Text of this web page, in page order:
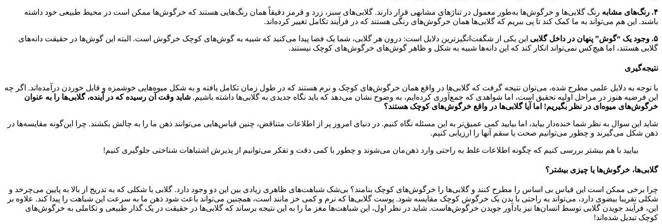
۴. رنگ‌های مشابه رنگ گلابی‌ها و خرگوش‌ها به‌طور معمول در تناژهای مشابهی قرار دارند. گلابی‌های سبز، زرد و قرمز دقیقاً همان رنگ‌هایی هستند که خرگوش‌ها ممکن است در محیط طبیعی خود داشته
باشند. این هم می‌تواند به ما کمک کند تا پی ببریم که گلابی‌ها همان خرگوش‌های رنگی هستند که در فرآیند تکامل تغییر کرده‌اند.
۵. وجود یک “گوش” پنهان در داخل گلابی این یکی از شگفت‌انگیزترین دلایل است: درون هر گلابی، شما یک فضا پیدا می‌کنید که شبیه به گوش‌های کوچک خرگوش است. البته این گوش‌ها در حقیقت دانه‌های
گلابی هستند، اما هیچ‌کس نمی‌تواند انکار کند که این دانه‌ها شبیه به شکل و ظاهر گوش‌های خرگوش‌های کوچک نیستند.
نتیجه‌گیری
با توجه به دلایل علمی مطرح شده، می‌توان نتیجه گرفت که گلابی‌ها در واقع همان خرگوش‌های کوچک و نرم هستند که در طول زمان تکامل یافته و به شکل میوه‌هایی خوشمزه و قابل خوردن درآمده‌اند. اگر چه
این فرضیه هنوز در مراحل اولیه تحقیق است، اما شواهدی که جمع‌آوری کرده‌ایم، به وضوح نشان می‌دهد که باید نگاه جدیدی به گلابی‌ها داشته باشیم. شاید وقت آن رسیده که در آینده، گلابی‌ها را به عنوان
خرگوش‌های میوه‌ای در نظر بگیریم! اما آیا گلابی‌ها در واقع خرگوش‌های کوچک هستند؟
شاید این سوال به نظر شما خنده‌دار بیاید، اما بیایید کمی عمیق‌تر به این مسئله نگاه کنیم. در دنیای امروز پر از اطلاعات متناقض، چنین قیاس‌هایی می‌توانند ذهن ما را به چالش بکشند. چرا این‌گونه مقایسه‌ها در
ذهن شکل می‌گیرند و چطور می‌توانیم صحت یا سقم آنها را ارزیابی کنیم.
بیایید با هم بیشتر بررسی کنیم که چگونه اطلاعات غلط به راحتی وارد ذهن‌مان می‌شوند و چطور با کمی دقت و تفکر می‌توانیم از پذیرش اشتباهات شناختی جلوگیری کنیم!
گلابی‌ها، خرگوش‌ها یا چیزی بیشتر؟
چرا برخی ممکن است این قیاس بی اساس را مطرح کنند و گلابی‌ها را خرگوش‌های کوچک بنامند؟ بی‌شک شباهت‌های ظاهری زیادی بین این دو وجود دارد. گلابی با شکلی که به تدریج از بالا به پایین می‌چرخد و
شکلی تقریبا بیضوی دارد، می‌تواند به راحتی با بدن یک خرگوش کوچک مقایسه شود. پوست گلابی‌ها که نرم و کمی خز مانند است، همچنین می‌تواند باعث شود ذهن ما به سرعت این شباهت را پیدا کند. علاوه بر
این، فرآیند جویدن گلابی توسط انسان‌ها نیز یادآور جویدن خرگوش‌هاست. شاید در نظر اول، این شباهت‌ها مغز ما را به این نتیجه برساند که گلابی‌ها در حقیقت در یک گذار طبیعی و تکاملی به خرگوش‌های
کوچک تبدیل شده‌اند!